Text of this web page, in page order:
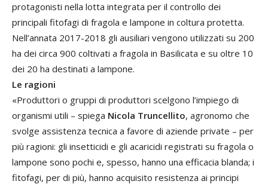
protagonisti nella lotta integrata per il controllo dei
principali fitofagi di fragola e lampone in coltura protetta.
Nell’annata 2017-2018 gli ausiliari vengono utilizzati su 200
ha dei circa 900 coltivati a fragola in Basilicata e su oltre 10
dei 20 ha destinati a lampone.
Le ragioni
«Produttori o gruppi di produttori scelgono l’impiego di
organismi utili – spiega Nicola Truncellito, agronomo che
svolge assistenza tecnica a favore di aziende private – per
più ragioni: gli insetticidi e gli acaricidi registrati su fragola o
lampone sono pochi e, spesso, hanno una efficacia blanda; i
fitofagi, per di più, hanno acquisito resistenza ai principi